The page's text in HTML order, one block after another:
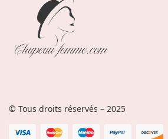
© Tous droits réservés – 2025